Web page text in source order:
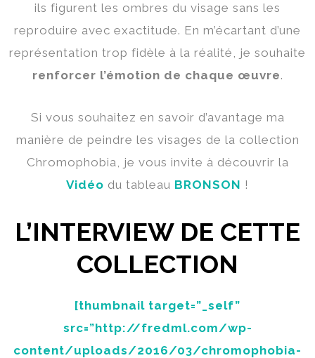
ils figurent les ombres du visage sans les
reproduire avec exactitude. En m’écartant d’une
représentation trop fidèle à la réalité, je souhaite
renforcer l’émotion de chaque œuvre.
Si vous souhaitez en savoir d’avantage ma
manière de peindre les visages de la collection
Chromophobia, je vous invite à découvrir la
Vidéo du tableau BRONSON !
L’INTERVIEW DE CETTE
COLLECTION
[thumbnail target=”_self”
src=”http://fredml.com/wp-
content/uploads/2016/03/chromophobia-